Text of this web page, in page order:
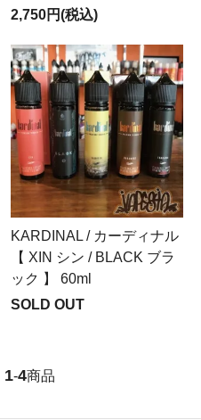
2,750円(税込)
KARDINAL / カーディナル
【 XIN シン / BLACK ブラ
ック 】 60ml
SOLD OUT
1-4商品